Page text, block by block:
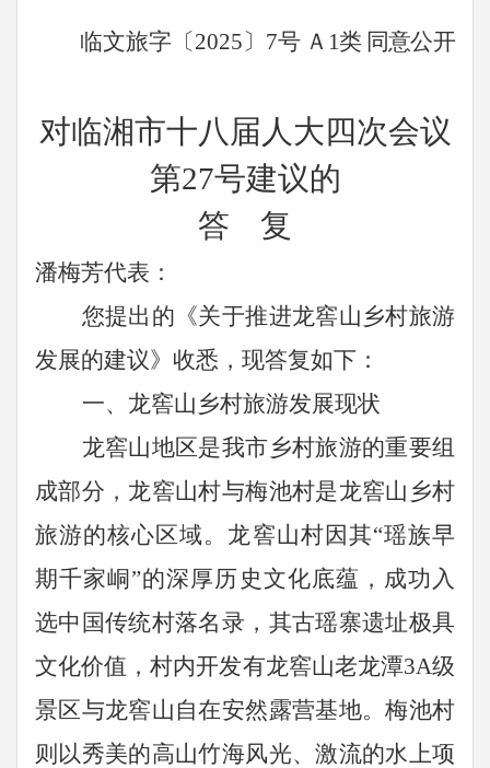
临文旅字〔2025〕7号 Ａ 1类 同意公开
对临湘市十八届人大四次会议
第27号建议的
答 复
潘梅芳代表：
您提出的《关于推进龙窖山乡村旅游
发展的建议》收悉，现答复如下：
一、龙窖山乡村旅游发展现状
龙窖山地区是我市乡村旅游的重要组
成部分，龙窖山村与梅池村是龙窖山乡村
旅游的核心区域。龙窖山村因其“瑶族早
期千家峒”的深厚历史文化底蕴，成功入
选中国传统村落名录，其古瑶寨遗址极具
文化价值，村内开发有龙窖山老龙潭3A级
景区与龙窖山自在安然露营基地。梅池村
则以秀美的高山竹海风光、激流的水上项